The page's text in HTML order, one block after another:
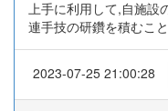
上手に利用して,自施設
連手技の研鑽を積むこ
2023-07-25 21:00:28